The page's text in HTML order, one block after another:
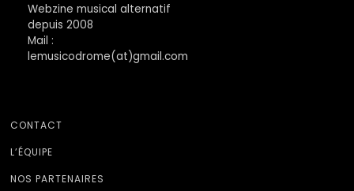
Webzine musical alternatif
depuis 2008
Mail :
lemusicodrome(at)gmail.com
CONTACT
L’ÉQUIPE
NOS PARTENAIRES